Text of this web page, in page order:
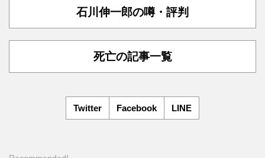
石川伸一郎の噂・評判
死亡の記事一覧
Twitter Facebook LINE